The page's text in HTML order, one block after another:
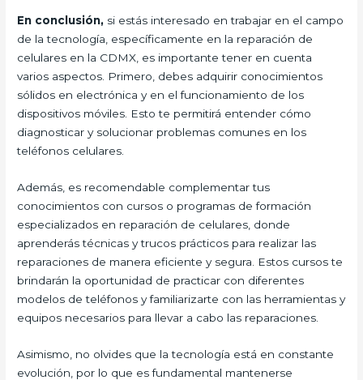
En conclusión, si estás interesado en trabajar en el campo
de la tecnología, específicamente en la reparación de
celulares en la CDMX, es importante tener en cuenta
varios aspectos. Primero, debes adquirir conocimientos
sólidos en electrónica y en el funcionamiento de los
dispositivos móviles. Esto te permitirá entender cómo
diagnosticar y solucionar problemas comunes en los
teléfonos celulares.
Además, es recomendable complementar tus
conocimientos con cursos o programas de formación
especializados en reparación de celulares, donde
aprenderás técnicas y trucos prácticos para realizar las
reparaciones de manera eficiente y segura. Estos cursos te
brindarán la oportunidad de practicar con diferentes
modelos de teléfonos y familiarizarte con las herramientas y
equipos necesarios para llevar a cabo las reparaciones.
Asimismo, no olvides que la tecnología está en constante
evolución, por lo que es fundamental mantenerse